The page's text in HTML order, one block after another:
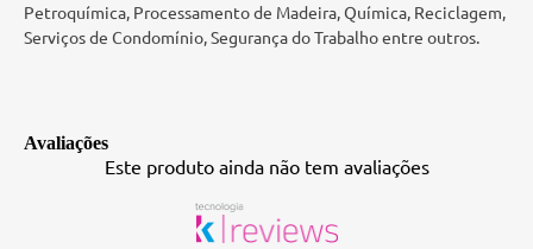
Petroquímica, Processamento de Madeira, Química, Reciclagem,
Serviços de Condomínio, Segurança do Trabalho entre outros.
Avaliações
Este produto ainda não tem avaliações